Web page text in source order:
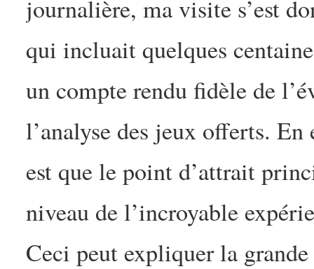
journalière, ma visite s’est
qui incluait quelques
un compte rendu fidèle de
l’analyse des jeux offerts.
est que le point d’attrait
niveau de l’incroyable
Ceci peut expliquer la